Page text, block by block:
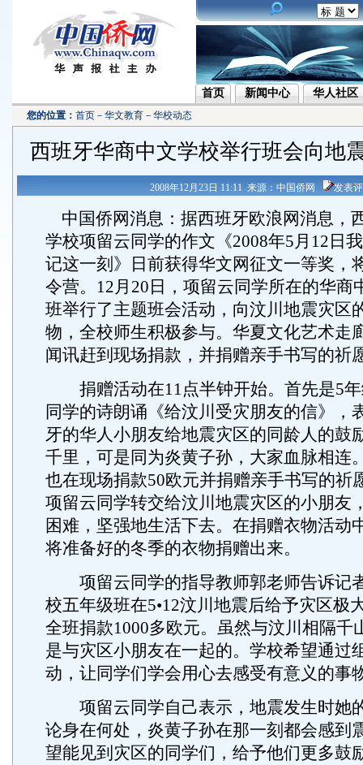
首页 新闻中心 华人社区
您的位置： 首页 － 华文教育 － 华校动态
西班牙华商中文学校举行班会向地
2008年12月23日 11:11 来源：中国侨网 发表
中国侨网消息：据西班牙欧浪网消息，
学校项留云同学的作文《2008年5月12日
记这一刻》日前获得华文网征文一等奖，
令营。12月20日，项留云同学所在的华商
班举行了主题班会活动，向汶川地震灾区
物，全校师生积极参与。华夏文化艺术走
闻讯赶到现场捐款，并捐赠亲手书写的祈
捐赠活动在11点半钟开始。首先是5年
同学的诗朗诵《给汶川受灾朋友的信》，
牙的华人小朋友给地震灾区的同龄人的
千里，可是同为炎黄子孙，大家血脉相连
也在现场捐款50欧元并捐赠亲手书写的祈
项留云同学转交给汶川地震灾区的小朋友
困难，坚强地生活下去。在捐赠衣物活动
将准备好的冬季的衣物捐赠出来。
项留云同学的指导教师郭老师告诉记
校五年级班在5•12汶川地震后给予灾区极
全班捐款1000多欧元。虽然与汶川相隔千
是与灾区小朋友在一起的。学校希望通过
动，让同学们学会用心去感受有意义的事
项留云同学自己表示，地震发生时她
论身在何处，炎黄子孙在那一刻都会感到
望能见到灾区的同学们，给予他们更多鼓